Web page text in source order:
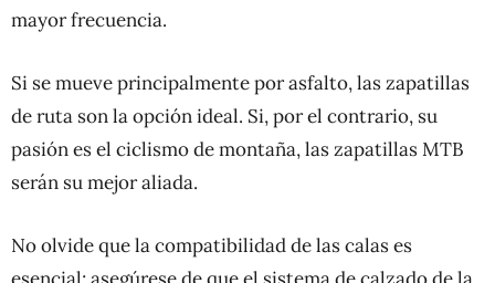
mayor frecuencia.
Si se mueve principalmente por asfalto, las zapatillas
de ruta son la opción ideal. Si, por el contrario, su
pasión es el ciclismo de montaña, las zapatillas MTB
serán su mejor aliada.
No olvide que la compatibilidad de las calas es